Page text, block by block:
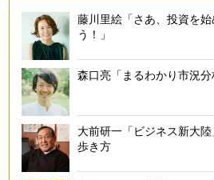
藤川里絵「さあ、投資を始
う！」
森口亮「まるわかり市況分
大前研一「ビジネス新大
歩き方